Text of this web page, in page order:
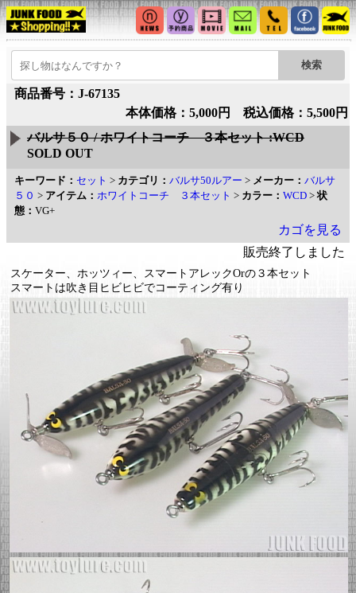
商品番号：J-67135
本体価格：5,000円 税込価格：5,500円
バルサ５０ / ホワイトコーチ ３本セット :WCD
SOLD OUT
キーワード： セット > カテゴリ： バルサ50ルアー > メーカー： バルサ
５０ > アイテム： ホワイトコーチ ３本セット > カラー： WCD >状
態： VG+
カゴを見る
販売終了しました
スケーター、ホッツィー、スマートアレックOrの３本セット
スマートは吹き目ヒビヒビでコーティング有り